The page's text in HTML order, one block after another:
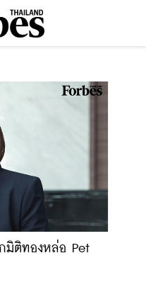
ติทองหล่อ Pet